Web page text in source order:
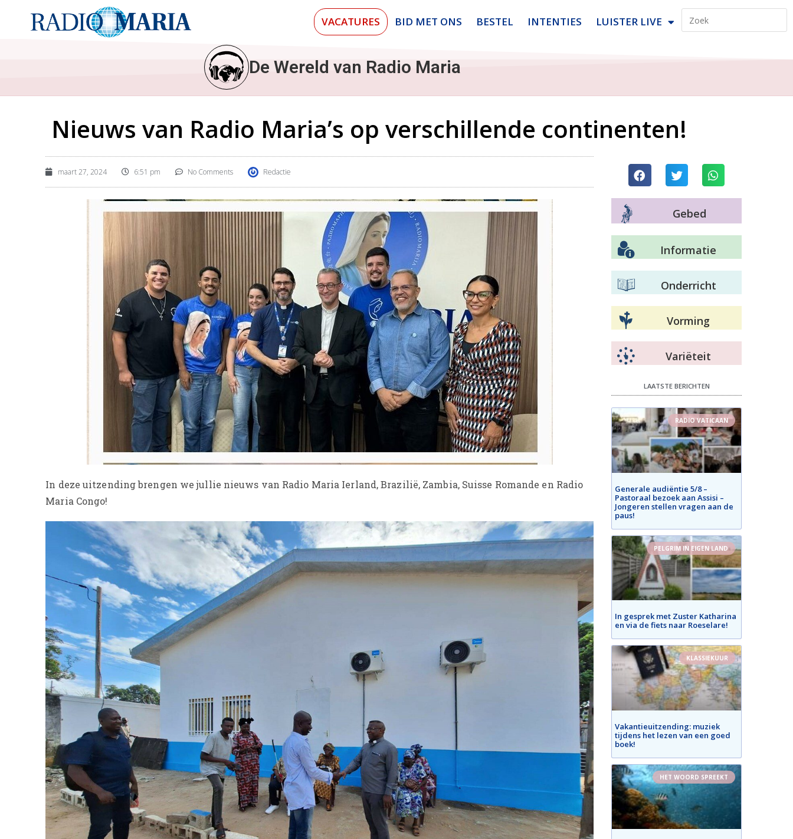
VACATURES BID MET ONS BESTEL INTENTIES LUISTER LIVE
De Wereld van Radio Maria
Nieuws van Radio Maria’s op verschillende continenten!
maart 27, 2024 6:51 pm No Comments Redactie
In deze uitzending brengen we jullie nieuws van Radio Maria Ierland, Brazilië, Zambia, Suisse Romande en Radio
Maria Congo!
Gebed
Informatie
Onderricht
Vorming
Variëteit
LAATSTE BERICHTEN
RADIO VATICAAN
Generale audiëntie 5/8 –
Pastoraal bezoek aan Assisi –
Jongeren stellen vragen aan de
paus!
PELGRIM IN EIGEN LAND
In gesprek met Zuster Katharina
en via de fiets naar Roeselare!
KLASSIEKUUR
Vakantieuitzending: muziek
tijdens het lezen van een goed
boek!
HET WOORD SPREEKT